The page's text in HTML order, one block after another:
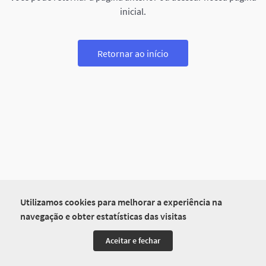
Utilizamos cookies para melhorar a experiência na
navegação e obter estatísticas das visitas
Aceitar e fechar
inicial.
Retornar ao início